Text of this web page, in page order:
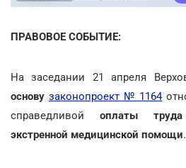
ПРАВОВОЕ СОБЫТИЕ:
На заседании 21 апреля
основу законопроект № 1164
справедливой оплаты труда
экстренной медицинской помощи.